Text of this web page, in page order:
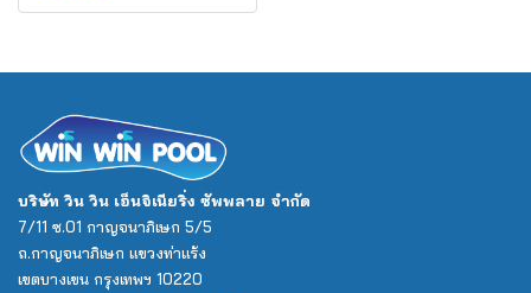
บริษัท วิน วิน เอ็นจิเนียริ่ง ซัพพลาย จำกัด
7/11 ซ.01 กาญจนาภิเษก 5/5
ถ.กาญจนาภิเษก แขวงท่าแร้ง
เขตบางเขน กรุงเทพฯ 10220